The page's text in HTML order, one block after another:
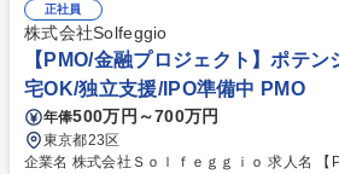
募集職種 【広島/パティシエ】商品企画・製造/
『Castagna』
正社員
株式会社Solfeggio
【PMO/金融プロジェクト】ポテ
宅OK/独立支援/IPO準備中 PMO
年俸500万円～700万円
東京都23区
企業名 株式会社Ｓｏｌｆｅｇｇｉｏ 求人名 【PMO/金融プロジェクト】ポ